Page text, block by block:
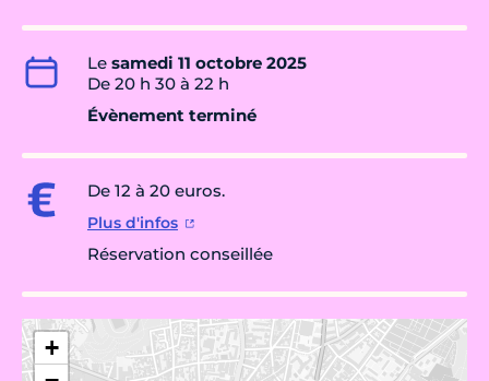
Le samedi 11 octobre 2025
De 20 h 30 à 22 h
Évènement terminé
De 12 à 20 euros.
Plus d'infos
Réservation conseillée
+